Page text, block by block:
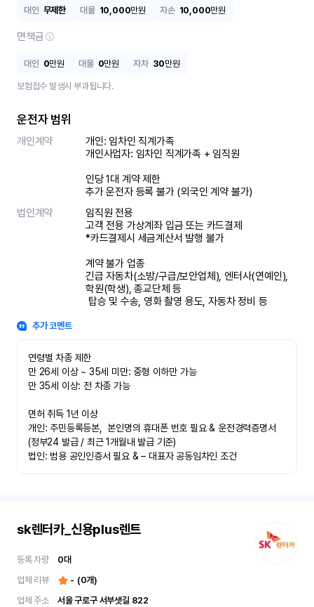
대인 무제한 대물 10,000만원 자손 10,000만원
면책금
대인 0만원 대물 0만원 자차 30만원
보험접수 발생시 부과됩니다.
운전자 범위
개인계약
개인: 임차인 직계가족
개인사업자: 임차인 직계가족 + 임직원
인당 1대 계약 제한
추가 운전자 등록 불가 (외국인 계약 불가)
법인계약
임직원 전용
고객 전용 가상계좌 입금 또는 카드결제
*카드결제시 세금계산서 발행 불가
계약 불가 업종
긴급 자동차(소방/구급/보안업체), 엔터사(연예인),
학원(학생), 종교단체 등
탑승 및 수송, 영화 촬영 용도, 자동차 정비 등
추가 코멘트
연령별 차종 제한
만 26세 이상 ~ 35세 미만: 중형 이하만 가능
만 35세 이상: 전 차종 가능
면허 취득 1년 이상
개인: 주민등록등본,  본인명의 휴대폰 번호 필요 & 운전경력증명서
(정부24 발급 / 최근 1개월내 발급 기준)
법인: 범용 공인인증서 필요 & – 대표자 공동임차인 조건
sk렌터카_신용plus렌트
등록 차량 0대
업체 리뷰
- (0개)
업체 주소
서울 구로구 서부샛길 822